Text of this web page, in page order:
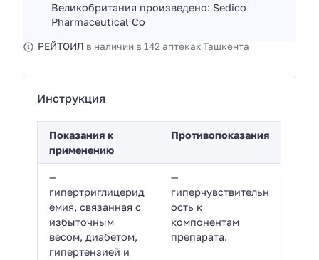
Великобритания произведено: Sedico
Pharmaceutical Co
РЕЙТОИЛ в наличии в 142 аптеках Ташкента
Инструкция
Показания к
применению
Противопоказания
—
гипертриглицерид
емия, связанная с
избыточным
весом, диабетом,
гипертензией и
—
гиперчувствительн
ость к
компонентам
препарата.